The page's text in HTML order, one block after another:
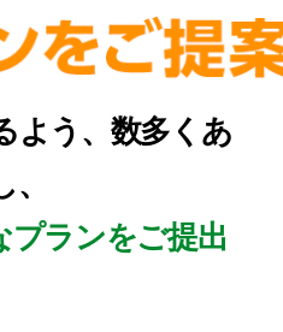
よう、数多くあ
プランをご提出